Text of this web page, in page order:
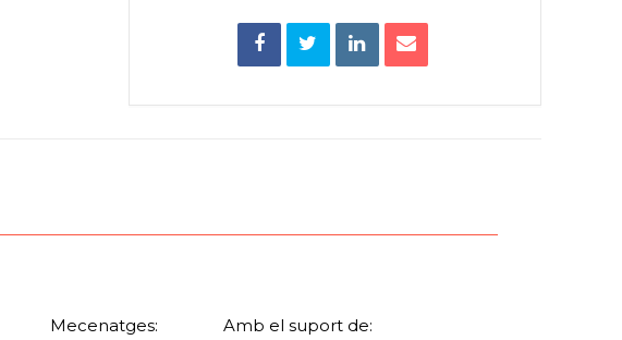
Mecenatges: Amb el suport de: